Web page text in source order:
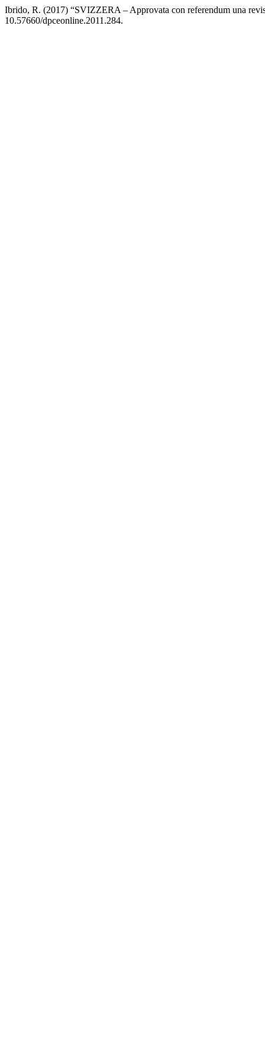
Ibrido, R. (2017) “SVIZZERA ‒ Approvata con referendum una
10.57660/dpceonline.2011.284.